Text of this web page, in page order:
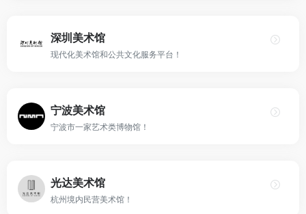
深圳美术馆
现代化美术馆和公共文化服务平台！
宁波美术馆
宁波市一家艺术类博物馆！
光达美术馆
杭州境内民营美术馆！